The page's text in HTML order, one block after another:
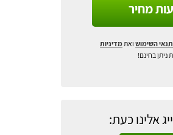
מחיר
תנאי השימושואת מדיניות
ניתן בחינם!
אלינו כעת: